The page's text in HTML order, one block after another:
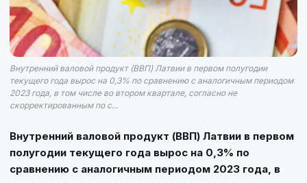
Внутренний валовой продукт (ВВП) Латвии в первом полугодии
текущего года вырос на 0,3% по сравнению с аналогичным периодом
2023 года, в том числе во втором квартале, согласно не
скорректированным по с...
Внутренний валовой продукт (ВВП) Латвии в первом
полугодии текущего года вырос на 0,3% по
сравнению с аналогичным периодом 2023 года, в